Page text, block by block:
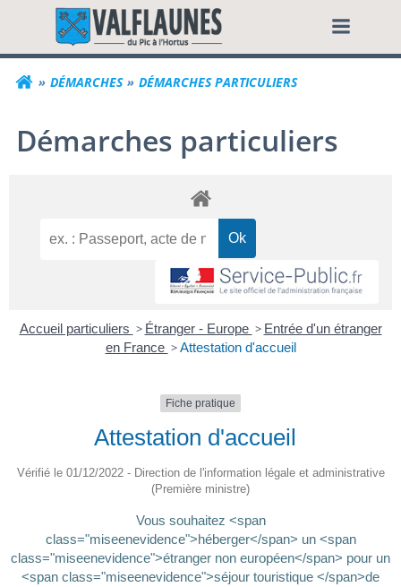
contenuCommune de
DÉMARCHES DÉMARCHES PARTICULIERS
Démarches particuliers
Accueil particuliers > Étranger - Europe > Entrée d'un étranger
en France > Attestation d'accueil
Fiche pratique
Attestation d'accueil
Vérifié le 01/12/2022 - Direction de l'information légale et administrative
(Première ministre)
Vous souhaitez <span
class="miseenevidence">héberger</span> un <span
class="miseenevidence">étranger non européen</span> pour un
<span class="miseenevidence">séjour touristique </span>de